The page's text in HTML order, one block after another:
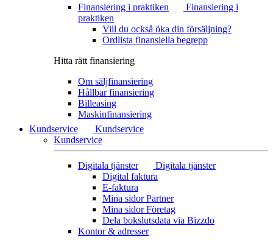
Finansiering i praktiken
Finansiering i
praktiken
Vill du också öka din försäljning?
Ordlista finansiella begrepp
Hitta rätt finansiering
Om säljfinansiering
Hållbar finansiering
Billeasing
Maskinfinansiering
Kundservice
Kundservice
Kundservice
Digitala tjänster
Digitala tjänster
Digital faktura
E-faktura
Mina sidor Partner
Mina sidor Företag
Dela bokslutsdata via Bizzdo
Kontor & adresser